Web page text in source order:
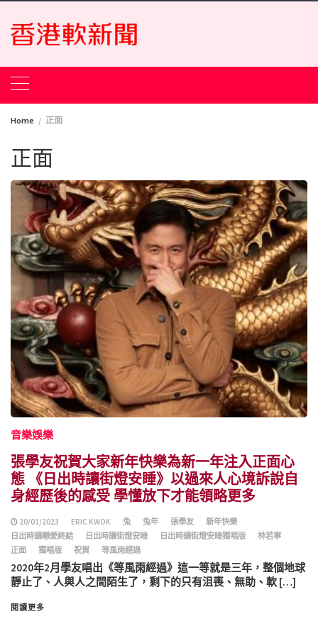
Skip
content
Home 正面
正面
音樂娛樂
張學友祝賀大家新年快樂為新一年注入正面心
態 《日出時讓街燈安睡》以過來人心境訴說自
身經歷後的感受 學懂放下才能領略更多
20/01/2023 ERIC KWOK 兔 兔年 張學友
新年快樂
日出時讓戀愛終結
日出時讓街燈安睡 日出時讓街燈安睡獨唱版
林若寧
正面
獨唱版 祝賀 等風雨經過
2020年2月學友唱出《等風雨經過》這一等就是三年，整個地球
靜止了、人與人之間陌生了，剩下的只有沮喪、無助、軟 […]
閱讀更多